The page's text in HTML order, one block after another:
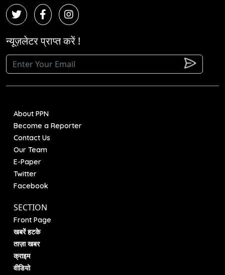
न्यूज़लेटर प्राप्त करें !
About PPN
Become a Reporter
Contact Us
Our Team
E-Paper
Twitter
Facebook
SECTION
Front Page
खबरें हटके
ताज़ा खबर
क्राइम
वीडियो